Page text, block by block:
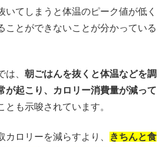
いてしまうと体温のピーク値が低く
ことができないことが分かっている
は、 朝ごはんを抜くと体温などを調
が起こり、カロリー消費量が減って
とも示唆されています。
ロリーを減らすより、
きちんと食